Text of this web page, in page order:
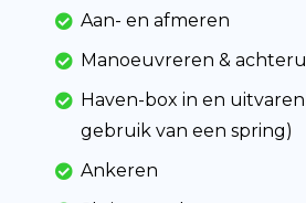
Aan- en afmeren
Manoeuvreren &
Haven-box in en
gebruik van een spring)
Ankeren